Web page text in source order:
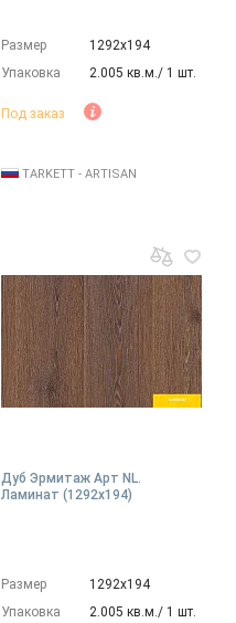
Размер
1292х194
Упаковка
2.005 кв.м./ 1 шт.
Под заказ
TARKETT - ARTISAN
Дуб Эрмитаж Арт NL.
Ламинат (1292х194)
Размер
1292х194
Упаковка
2.005 кв.м./ 1 шт.